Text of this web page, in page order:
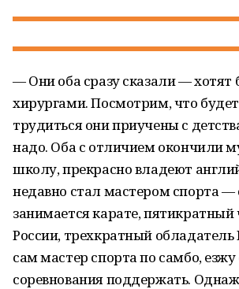
— Они оба сразу сказали — хотят
хирургами. Посмотрим, что
трудиться они приучены с
надо. Оба с отличием окончили
школу, прекрасно владеют
недавно стал мастером спорта —
занимается карате,
России, трехкратный
сам мастер спорта по самбо,
соревнования поддержать.